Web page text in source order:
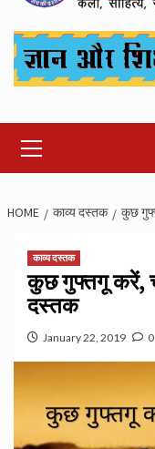
Menu
HOME काव्य दस्तक कुछ
काव्य दस्तक
कुछ गुफ्तगू करें,
दस्तक
January 22, 2019 0